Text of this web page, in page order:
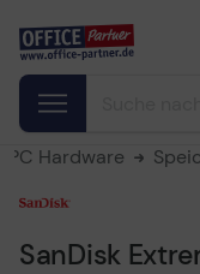
PC Hardware
SanDisk